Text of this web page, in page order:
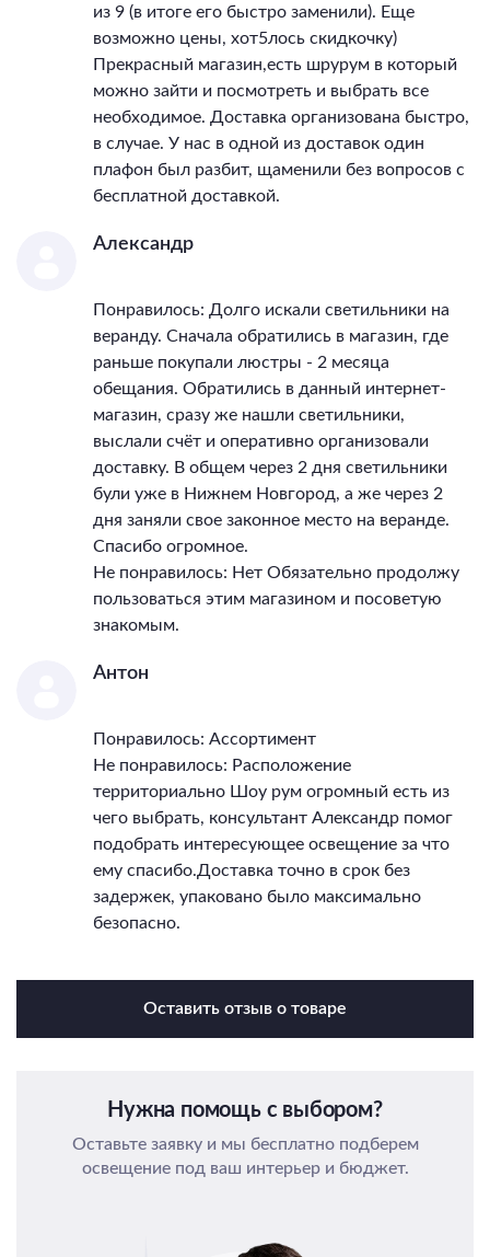
из 9 (в итоге его быстро заменили). Еще
возможно цены, хот5лось скидкочку)
Прекрасный магазин,есть шрурум в который
можно зайти и посмотреть и выбрать все
необходимое. Доставка организована быстро,
в случае. У нас в одной из доставок один
плафон был разбит, щаменили без вопросов с
бесплатной доставкой.
Александр
Понравилось: Долго искали светильники на
веранду. Сначала обратились в магазин, где
раньше покупали люстры - 2 месяца
обещания. Обратились в данный интернет-
магазин, сразу же нашли светильники,
выслали счёт и оперативно организовали
доставку. В общем через 2 дня светильники
були уже в Нижнем Новгород, а же через 2
дня заняли свое законное место на веранде.
Спасибо огромное.
Не понравилось: Нет Обязательно продолжу
пользоваться этим магазином и посоветую
знакомым.
Антон
Понравилось: Ассортимент
Не понравилось: Расположение
территориально Шоу рум огромный есть из
чего выбрать, консультант Александр помог
подобрать интересующее освещение за что
ему спасибо.Доставка точно в срок без
задержек, упаковано было максимально
безопасно.
Оставить отзыв о товаре
Нужна помощь с выбором?
Оставьте заявку и мы бесплатно подберем
освещение под ваш интерьер и бюджет.